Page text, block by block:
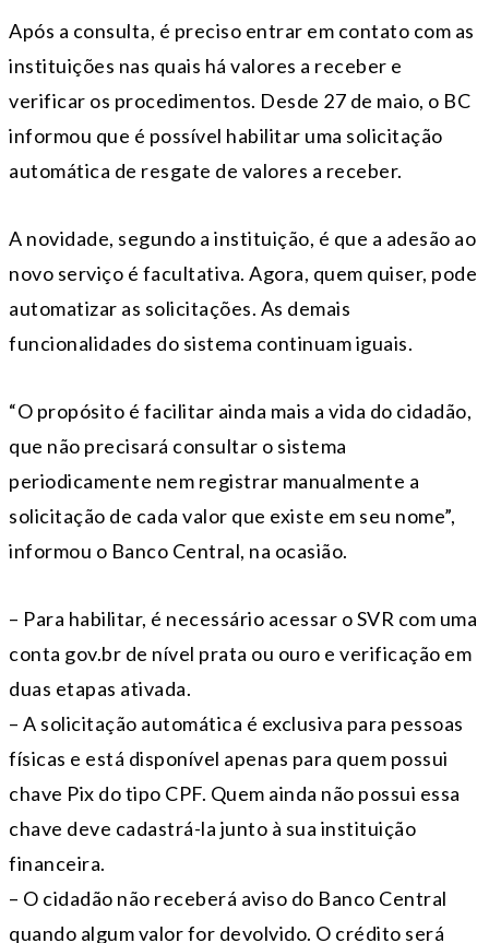
Após a consulta, é preciso entrar em contato com as
instituições nas quais há valores a receber e
verificar os procedimentos. Desde 27 de maio, o BC
informou que é possível habilitar uma solicitação
automática de resgate de valores a receber.
A novidade, segundo a instituição, é que a adesão ao
novo serviço é facultativa. Agora, quem quiser, pode
automatizar as solicitações. As demais
funcionalidades do sistema continuam iguais.
“O propósito é facilitar ainda mais a vida do cidadão,
que não precisará consultar o sistema
periodicamente nem registrar manualmente a
solicitação de cada valor que existe em seu nome”,
informou o Banco Central, na ocasião.
– Para habilitar, é necessário acessar o SVR com uma
conta gov.br de nível prata ou ouro e verificação em
duas etapas ativada.
– A solicitação automática é exclusiva para pessoas
físicas e está disponível apenas para quem possui
chave Pix do tipo CPF. Quem ainda não possui essa
chave deve cadastrá-la junto à sua instituição
financeira.
– O cidadão não receberá aviso do Banco Central
quando algum valor for devolvido. O crédito será